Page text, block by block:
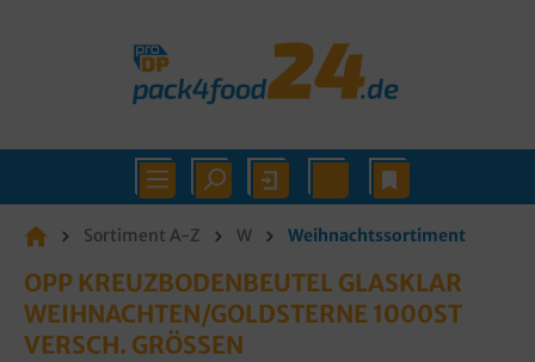
Sortiment A-Z W Weihnachtssortiment
OPP KREUZBODENBEUTEL GLASKLAR
WEIHNACHTEN/GOLDSTERNE 1000ST
VERSCH. GRÖSSEN